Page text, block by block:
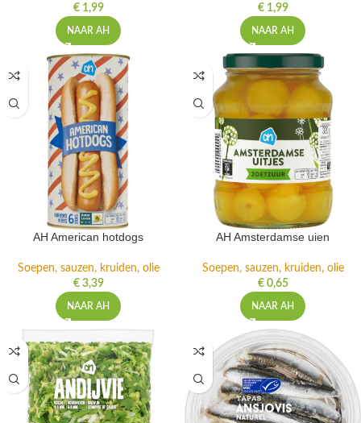
€1,99
NAAR AH
€1,99
NAAR AH
AH American hotdogs
Soepen, sauzen, kruiden, olie
€3,39
NAAR AH
AH Amsterdamse uien
Soepen, sauzen, kruiden, olie
€0,65
NAAR AH